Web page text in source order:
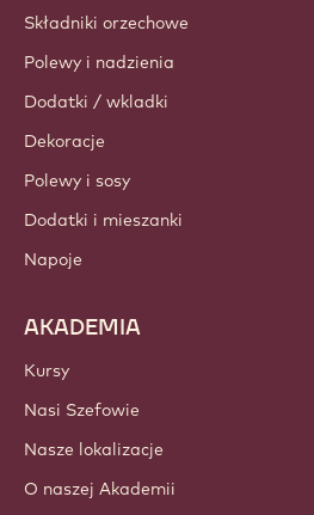
Składniki orzechowe
Polewy i nadzienia
Dodatki / wkladki
Dekoracje
Polewy i sosy
Dodatki i mieszanki
Napoje
AKADEMIA
Kursy
Nasi Szefowie
Nasze lokalizacje
O naszej Akademii